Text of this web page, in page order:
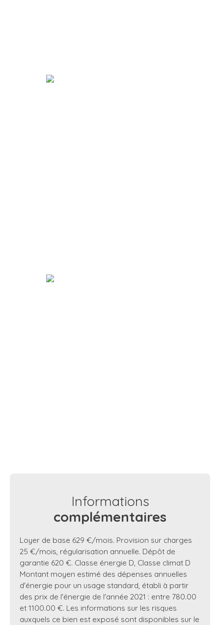
Informations
complémentaires
Loyer de base 629 €/mois. Provision sur charges
25 €/mois, régularisation annuelle. Dépôt de
garantie 620 €. Classe énergie D, Classe climat D
Montant moyen estimé des dépenses annuelles
d'énergie pour un usage standard, établi à partir
des prix de l'énergie de l'année 2021 : entre 780.00
et 1100.00 €. Les informations sur les risques
auxquels ce bien est exposé sont disponibles sur le